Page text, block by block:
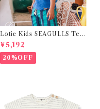
Lotie Kids SEAGULLS Tee
(12m- 8Y)
¥5,192
20%OFF